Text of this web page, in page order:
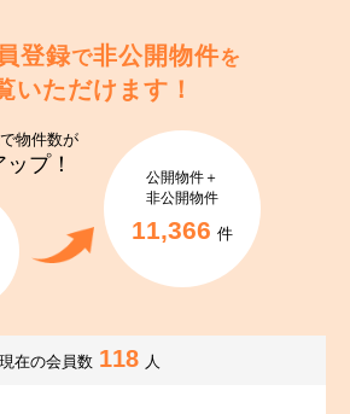
登録で非公開物件を
いただけます！
物件数が
プ！
公開物件＋
非公開物件
11,366 件
現在の会員数 118 人